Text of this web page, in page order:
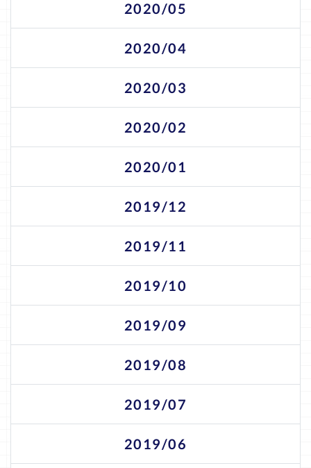
2020/05
2020/04
2020/03
2020/02
2020/01
2019/12
2019/11
2019/10
2019/09
2019/08
2019/07
2019/06